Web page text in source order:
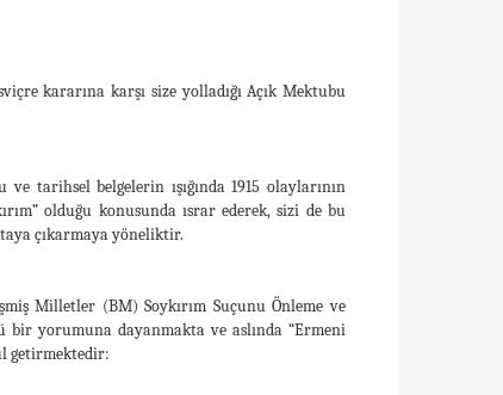
kararına karşı size yolladığı Açık Mektubu
tarihsel belgelerin ışığında 1915 olaylarının
olduğu konusunda ısrar ederek, sizi de bu
çıkarmaya yöneliktir.
Milletler (BM) Soykırım Suçunu Önleme ve
bir yorumuna dayanmakta ve aslında “Ermeni
getirmektedir: